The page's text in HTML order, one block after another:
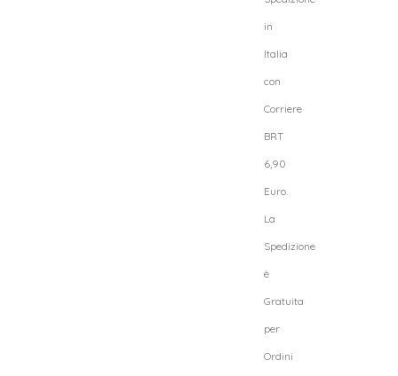
in
Italia
con
Corriere
BRT
6,90
Euro.
La
Spedizione
è
Gratuita
per
Ordini